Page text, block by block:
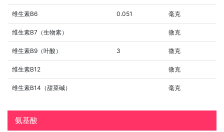
维生素B6 0.051 毫克
维生素B7（生物素） 微克
维生素B9（叶酸） 3 微克
维生素B12 微克
维生素B14（甜菜碱） 毫克
氨基酸